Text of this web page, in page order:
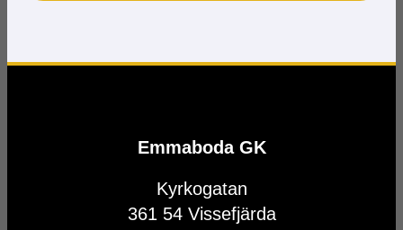
Emmaboda GK
Kyrkogatan
361 54 Vissefjärda